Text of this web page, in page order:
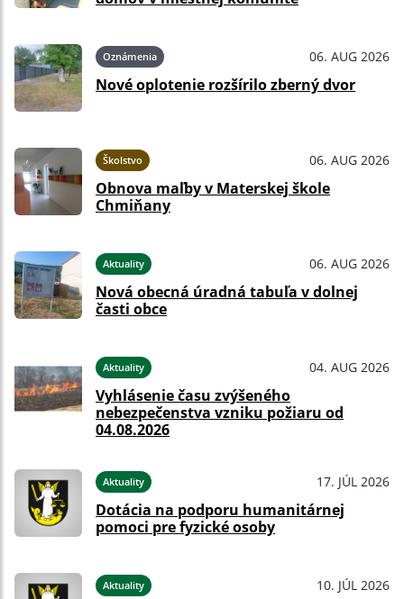
Oznámenia 06. AUG 2026
Nové oplotenie rozšírilo zberný dvor
Školstvo 06. AUG 2026
Obnova maľby v Materskej škole
Chmiňany
Aktuality 06. AUG 2026
Nová obecná úradná tabuľa v dolnej
časti obce
Aktuality 04. AUG 2026
Vyhlásenie času zvýšeného
nebezpečenstva vzniku požiaru od
04.08.2026
Aktuality 17. JÚL 2026
Dotácia na podporu humanitárnej
pomoci pre fyzické osoby
Aktuality 10. JÚL 2026